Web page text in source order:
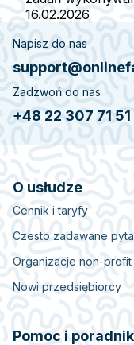
16.02.2026
Napisz do nas
Zadzwoń do nas
+48 22 307 71 51
O usłudze
Cennik i taryfy
Czesto zadawane
Organizacje non-profit
Nowi przedsiębiorcy
Pomoc i